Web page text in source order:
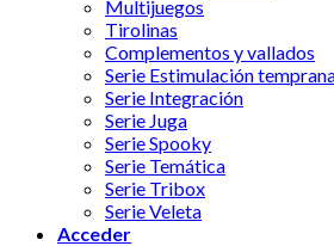
Multijuegos
Tirolinas
Complementos y vallados
Serie Estimulación
Serie Integración
Serie Juga
Serie Spooky
Serie Temática
Serie Tribox
Serie Veleta
Acceder